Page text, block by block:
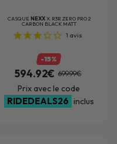
CASQUE NEXXX.R3R ZERO PRO 2
CARBON BLACK MATT
1 avis
-15%
594.92€ 699.99€
Prix avec le code
RIDEDEALS26 inclus